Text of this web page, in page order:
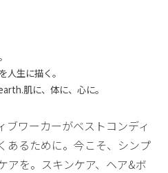
人生に描く。
肌に、体に、心に。
ブワーカーがベストコンディ
あるために。今こそ、シンプ
アを。スキンケア、ヘア&ボ